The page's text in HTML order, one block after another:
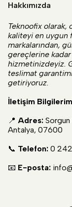
Hakkımızda
Teknoofix olarak,
kaliteyi en uygun
markalarından,
gereçlerine
hizmetinizdeyiz.
teslimat
getiriyoruz.
İletişim
📍 Adres:
Antalya, 07600
📞 Telefon: 0
📧 E-posta: